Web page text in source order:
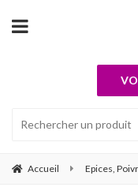
Accueil Epices,